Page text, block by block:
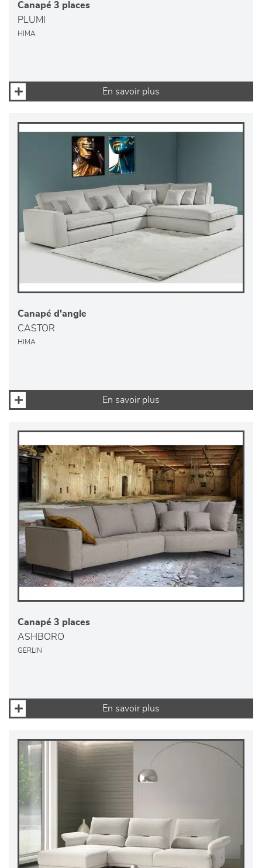
Canapé 3 places
PLUMI
HIMA
En savoir plus
Canapé d'angle
CASTOR
HIMA
En savoir plus
Canapé 3 places
ASHBORO
GERLIN
En savoir plus